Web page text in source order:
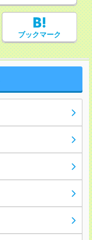
ブックマーク